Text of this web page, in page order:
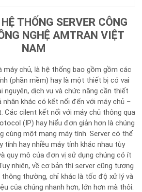
THỐNG SERVER CÔNG
NGHỆ AMTRAN VIỆT
NAM
máy chủ, là hệ thống bao gồm gồm các
(phần mềm) hay là một thiết bị có vai
nguyên, dịch vụ và chức năng cần thiết
khác có kết nối đến với máy chủ –
Các cilent kết nối với máy chủ thông qua
(IP) hay hiểu đơn giản hơn là chúng
cùng một mạng máy tính. Server có thể
hay nhiều máy tính khác nhau tùy
quy mô của đơn vị sử dụng chúng có ít
nhiên, về cơ bản thì server cũng tương
thường, chỉ khác là tốc độ xử lý và
của chúng nhanh hơn, lớn hơn mà thôi.